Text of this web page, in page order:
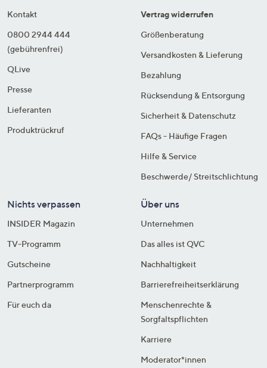
Kontakt
0800 2944 444
(gebührenfrei)
QLive
Presse
Lieferanten
Produktrückruf
Vertrag widerrufen
Größenberatung
Versandkosten & Lieferung
Bezahlung
Rücksendung & Entsorgung
Sicherheit & Datenschutz
FAQs - Häufige Fragen
Hilfe & Service
Beschwerde/ Streitschlichtung
Nichts verpassen
INSIDER Magazin
TV-Programm
Gutscheine
Partnerprogramm
Für euch da
Über uns
Unternehmen
Das alles ist QVC
Nachhaltigkeit
Barrierefreiheitserklärung
Menschenrechte &
Sorgfaltspflichten
Karriere
Moderator*innen